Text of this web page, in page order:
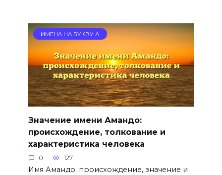
ИМЕНА НА БУКВУ А
Значение имени Амандо:
происхождение, толкование и
характеристика человека
0 127
Имя Амандо: происхождение, значение и